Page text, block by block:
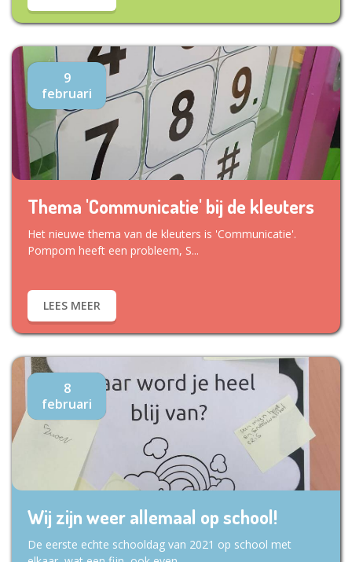
9
februari
Thema 'Communicatie' bij de kleuters
Het nieuwe thema van de kleuters is 'Communicatie'.
Pompom heeft een probleem, S...
LEES MEER
8
februari
Wij zijn weer allemaal op school!
De eerste echte schooldag van 2021 op school met